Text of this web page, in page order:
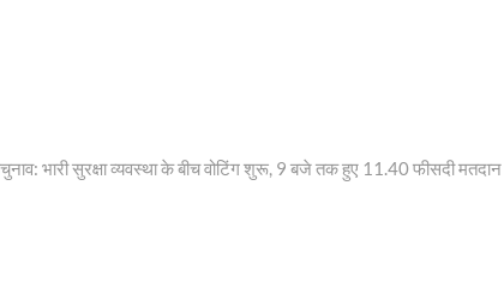
भारी सुरक्षा व्यवस्था के बीच वोटिंग शुरू, 9 बजे तक हुए 11.40 फीसदी मतदान